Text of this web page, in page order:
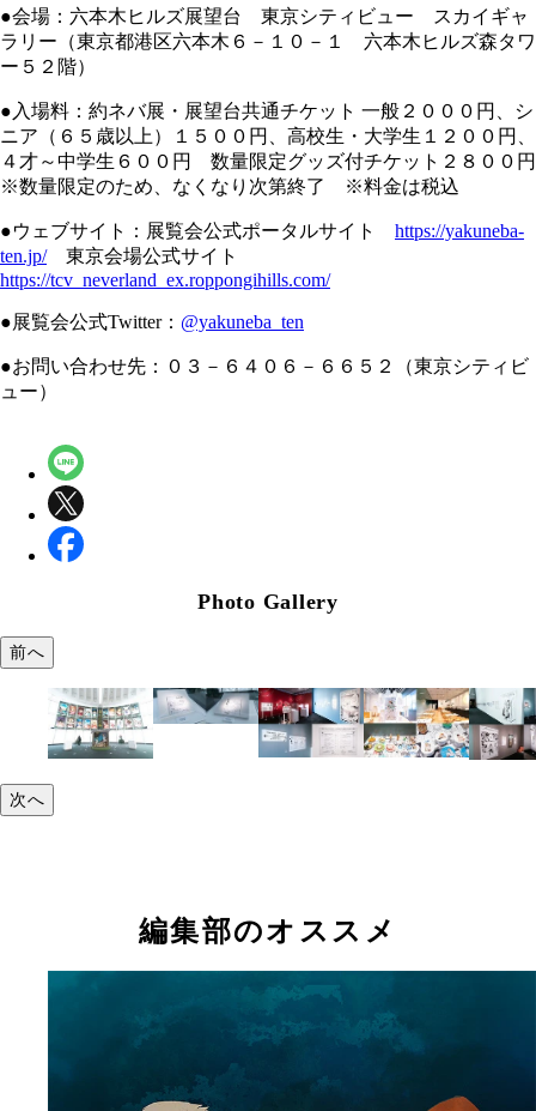
●会場：六本木ヒルズ展望台 東京シティビュー スカイギャ
ラリー（東京都港区六本木６－１０－１ 六本木ヒルズ森タワ
ー５２階）
●入場料：約ネバ展・展望台共通チケット 一般２０００円、シ
ニア（６５歳以上）１５００円、高校生・大学生１２００円、
４才～中学生６００円 数量限定グッズ付チケット２８００円
※数量限定のため、なくなり次第終了 ※料金は税込
●ウェブサイト：展覧会公式ポータルサイト https://yakuneba-
ten.jp/東京会場公式サイト
https://tcv_neverland_ex.roppongihills.com/
●展覧会公式Twitter： @yakuneba_ten
●お問い合わせ先：０３－６４０６－６６５２（東京シティビ
ュー）
Photo Gallery
前へ
次へ
編集部のオススメ